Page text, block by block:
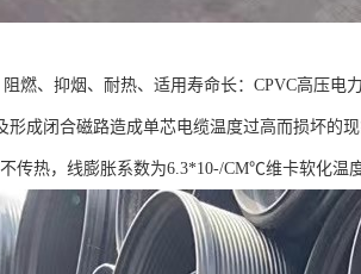
燃、抑烟、耐热、适用寿命长：CPVC高压电
形成闭合磁路造成单芯电缆温度过高而损坏的
传热，线膨胀系数为6.3*10-/CM℃维卡软化温